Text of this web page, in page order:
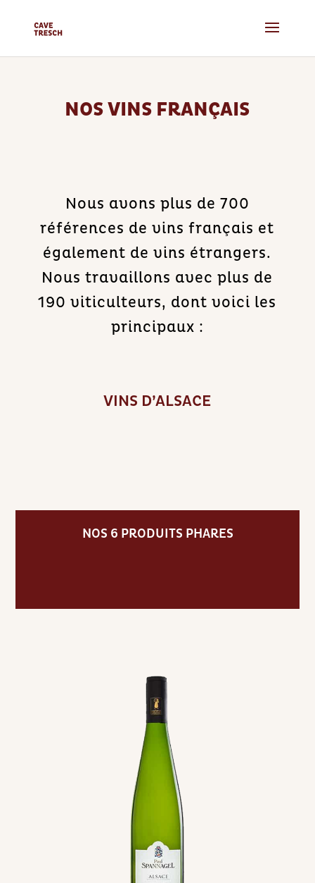
NOS VINS FRANÇAIS
Nous avons plus de 700
références de vins français et
également de vins étrangers.
Nous travaillons avec plus de
190 viticulteurs, dont voici les
principaux :
VINS D’ALSACE
NOS 6 PRODUITS PHARES